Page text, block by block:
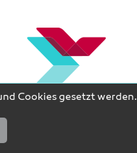
Cookies gesetzt werden.